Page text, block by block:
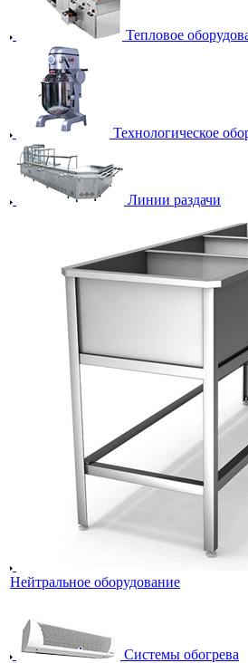
Тепловое
Технологическое
Линии раздачи
Нейтральное оборудование
Системы обогрева